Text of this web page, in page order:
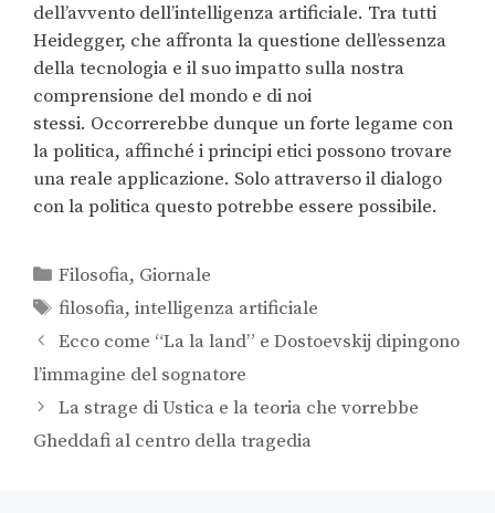
dell’avvento dell’intelligenza artificiale. Tra tutti
Heidegger, che affronta la questione dell’essenza
della tecnologia e il suo impatto sulla nostra
comprensione del mondo e di noi
stessi. Occorrerebbe dunque un forte legame con
la politica, affinché i principi etici possono trovare
una reale applicazione. Solo attraverso il dialogo
con la politica questo potrebbe essere possibile.
Filosofia, Giornale
filosofia,intelligenza artificiale
Ecco come “La la land” e Dostoevskij dipingono
l’immagine del sognatore
La strage di Ustica e la teoria che vorrebbe
Gheddafi al centro della tragedia